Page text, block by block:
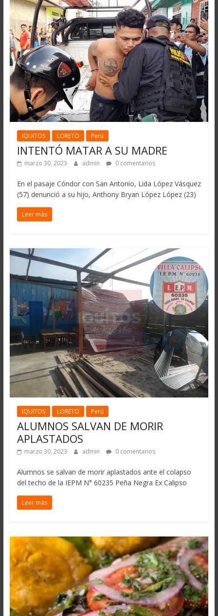
IQUITOS LORETO Perú
INTENTÓ MATAR A SU MADRE
marzo 30, 2023 admin 0 comentarios
En el pasaje Cóndor con San Antonio, Lida López Vásquez
(57) denunció a su hijo, Anthony Bryan López López (23)
Leer más
IQUITOS LORETO Perú
ALUMNOS SALVAN DE MORIR
APLASTADOS
marzo 30, 2023 admin 0 comentarios
Alumnos se salvan de morir aplastados ante el colapso
del techo de la IEPM N° 60235 Peña Negra Ex Calipso
Leer más